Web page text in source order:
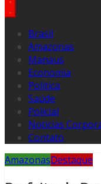
Brasil
Amazonas
Manaus
Economia
Politica
Saúde
Policial
Notícias
Contato
AmazonasDestaque